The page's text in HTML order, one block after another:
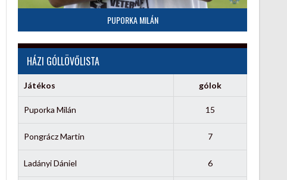
PUPORKA MILÁN
HÁZI GÓLLÖVŐLISTA
Játékos gólok
Puporka Milán 15
Pongrácz Martin 7
Ladányi Dániel 6